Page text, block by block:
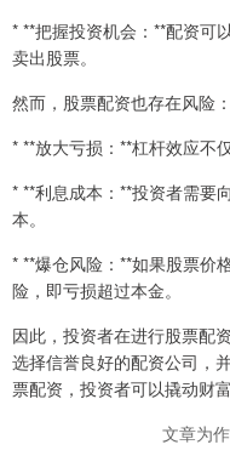
* **把握投资机会：**配资可
卖出股票。
然而，股票配资也存在风险：
* **放大亏损：**杠杆效应不
* **利息成本：**投资者需要
本。
* **爆仓风险：**如果股票价
险，即亏损超过本金。
因此，投资者在进行股票配
选择信誉良好的配资公司，
票配资，投资者可以撬动财
文章为